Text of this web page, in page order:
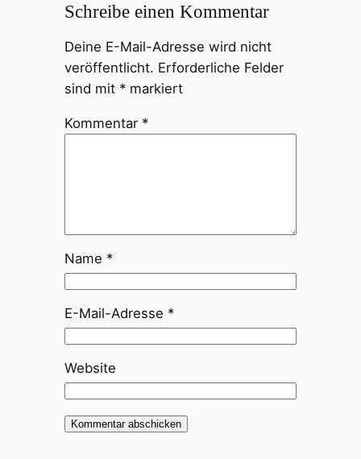
Schreibe einen Kommentar
Deine E-Mail-Adresse wird nicht
veröffentlicht. Erforderliche Felder
sind mit *markiert
Kommentar *
Name *
E-Mail-Adresse *
Website